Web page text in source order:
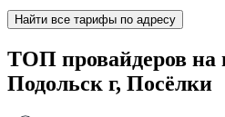
Найти все тарифы по адресу
ТОП провайдеров на
Подольск г, Посёлки